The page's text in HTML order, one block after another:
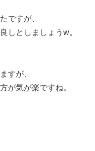
ですが、
しとしましょうw。
すが、
が気が楽ですね。